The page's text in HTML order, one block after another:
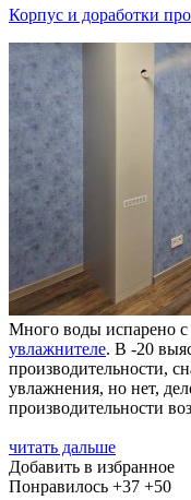
Корпус и доработки
Много воды испарено
увлажнителе. В -20
производительности,
увлажнения, но нет,
производительности
читать дальше
Добавить в избранное
Понравилось +37 +50